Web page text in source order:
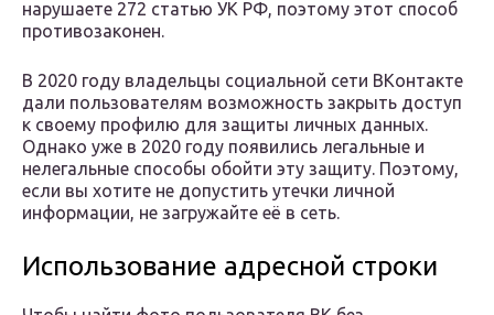
нарушаете 272 статью УК РФ, поэтому этот способ
противозаконен.
В 2020 году владельцы социальной сети ВКонтакте
дали пользователям возможность закрыть доступ
к своему профилю для защиты личных данных.
Однако уже в 2020 году появились легальные и
нелегальные способы обойти эту защиту. Поэтому,
если вы хотите не допустить утечки личной
информации, не загружайте её в сеть.
Использование адресной строки